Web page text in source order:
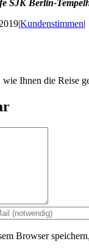
SJK Berlin-
|Kundenstimmen|
Ihnen die Reise
Browser